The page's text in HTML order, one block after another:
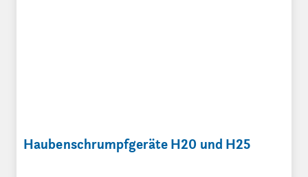
Haubenschrumpfgeräte H20 und H25